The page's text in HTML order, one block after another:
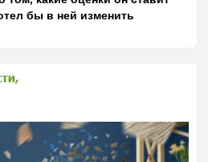
бы в ней изменить